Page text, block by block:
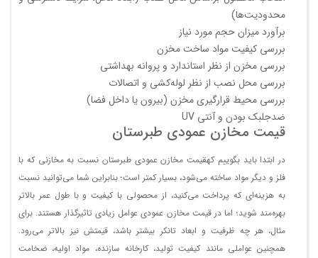
محدودیت‌ها)
برآورد میزان حجم مورد نیاز
بررسی کیفیت مواد ساخت مخزن
بررسی مخزن از نظر استاندارد و پروانه بهداشتی
بررسی محل نصب از نظر لوله‌کشی و اتصالات
بررسی محیط قرارگیری مخزن (بیرون یا داخل فضا)
ضدجلبک بودن و آنتی UV
قیمت مخازن عمودی طبرستان
در ابتدا باید بگوییم کهقیمت مخازن عمودی طبرستان نسبت به مخازنی که با
فلز و دیگر مواد ساخته می‌شود، بسیار کمتر است؛ بنابراین شما می‌توانید نسبت
به هزینه‌ای که پرداخت می‌کنید، از محصولی با کیفیت و با طول عمر بالاتر
بهره‌مند شوید؛ اما در قیمت مخازن عمودی عوامل زیادی تاثیرگذار هستند. برای
مثال، هر چه ظرفیت و ابعاد تانکر بیشتر باشد، قیمتش نیز بالاتر می‌رود.
همچنین عواملی مانند کیفیت تولید، کارخانه سازنده، مواد اولیه، ضخامت